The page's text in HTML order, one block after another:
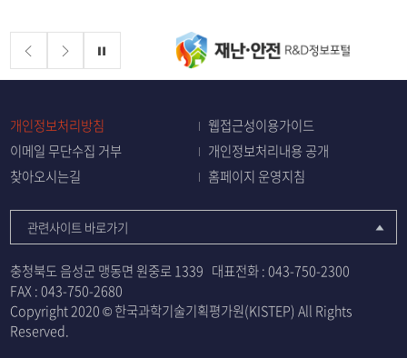
배너존
개인정보처리방침
웹접근성이용가이드
이메일 무단수집 거부
개인정보처리내용 공개
찾아오시는길
홈페이지 운영지침
관련사이트 바로가기
충청북도 음성군 맹동면 원중로 1339 대표전화 :043-750-2300
FAX : 043-750-2680
Copyright 2020 © 한국과학기술기획평가원(KISTEP) All Rights
Reserved.